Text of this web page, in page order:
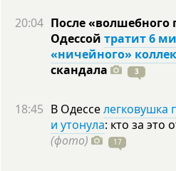
20:04 После «волшебного
Одессой тратит 6
«ничейного»
скандала
3
18:45 В Одесселегковушка
и утонула: кто за это
(фото)
17